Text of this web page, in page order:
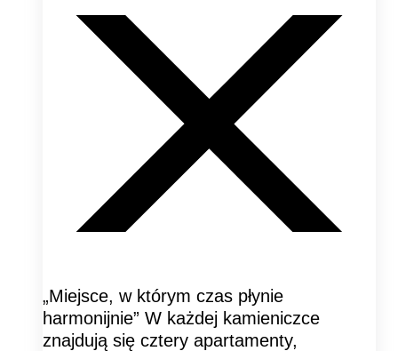
„Miejsce, w którym czas płynie
harmonijnie” W każdej kamieniczce
znajdują się cztery apartamenty,